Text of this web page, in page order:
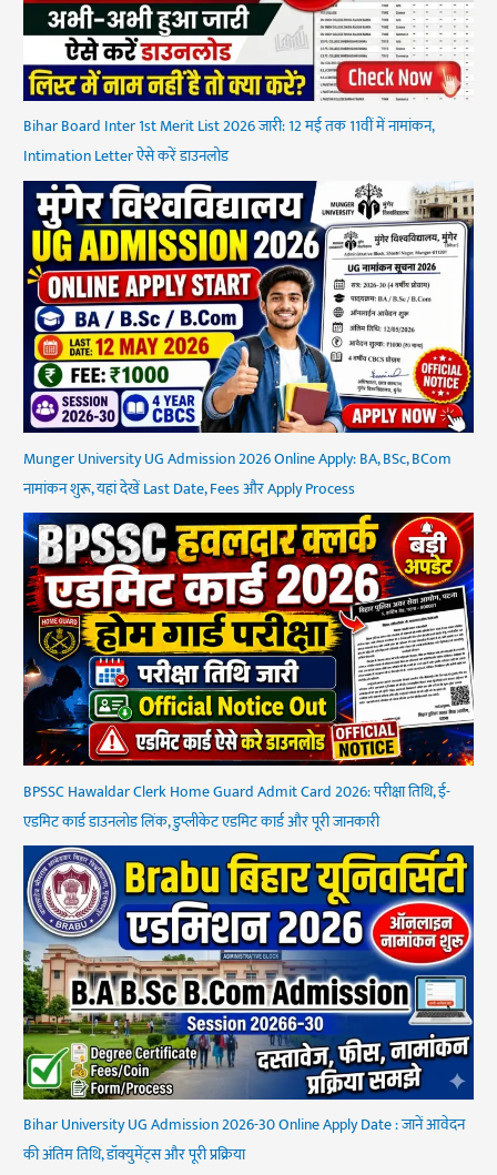
Bihar Board Inter 1st Merit List 2026 जारी: 12 मई तक 11वीं में नामांकन,
Intimation Letter ऐसे करें डाउनलोड
Munger University UG Admission 2026 Online Apply: BA, BSc, BCom
नामांकन शुरू, यहां देखें Last Date, Fees और Apply Process
BPSSC Hawaldar Clerk Home Guard Admit Card 2026: परीक्षा तिथि, ई-
एडमिट कार्ड डाउनलोड लिंक, डुप्लीकेट एडमिट कार्ड और पूरी जानकारी
Bihar University UG Admission 2026-30 Online Apply Date : जानें आवेदन
की अंतिम तिथि, डॉक्युमेंट्स और पूरी प्रक्रिया